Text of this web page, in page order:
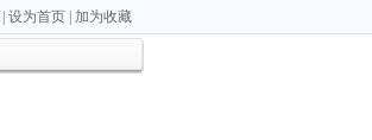
设为首页 加为收藏